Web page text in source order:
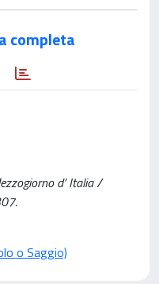
completa
d’ Italia /
o Saggio)